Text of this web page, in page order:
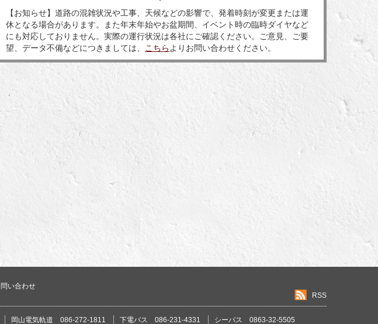
【お知らせ】道路の混雑状況や工事、天候などの影響で、発着時刻が変更または運
休となる場合があります。また年末年始やお盆期間、イベント時の臨時ダイヤなど
にも対応しておりません。実際の運行状況は各社にご確認ください。ご意見、ご要
望、データ不備などにつきましては、
こちら よりお問い合わせください。
問い合わせ
RSS
岡山電気軌道 086-272-1811 下電バス 086-231-4331 シーバス 0863-32-5505